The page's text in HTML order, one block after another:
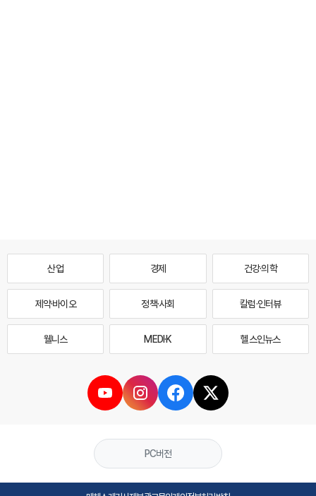
산업 경제 건강·의학
제약·바이오 정책·사회 칼럼·인터뷰
웰니스 MEDI·K 헬스인뉴스
PC버전